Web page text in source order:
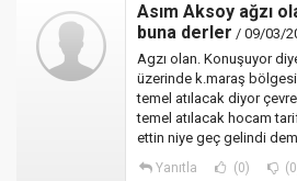
Asım Aksoy ağzı
buna derler / 09/03/
Agzı olan. Konuşuyor
üzerinde k.maraş
temel atılacak diyor
temel atılacak hocam
ettin niye geç gelindi
Yanıtla (0)